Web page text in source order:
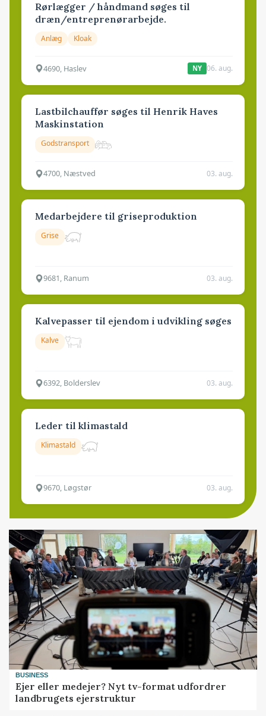
Rørlægger / håndmand søges til
dræn/entreprenørarbejde.
Anlæg Kloak
4690, Haslev NY 06. aug.
Lastbilchauffør søges til Henrik Haves
Maskinstation
Godstransport
4700, Næstved 03. aug.
Medarbejdere til griseproduktion
Grise
9681, Ranum 03. aug.
Kalvepasser til ejendom i udvikling søges
Kalve
6392, Bolderslev 03. aug.
Leder til klimastald
Klimastald
9670, Løgstør 03. aug.
BUSINESS
Ejer eller medejer? Nyt tv-format udfordrer
landbrugets ejerstruktur